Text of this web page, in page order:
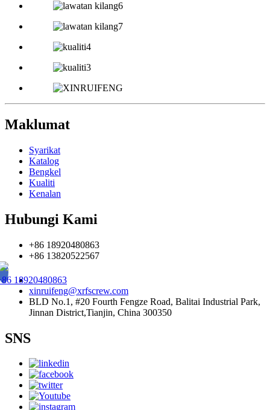
Maklumat
Syarikat
Katalog
Bengkel
Kualiti
Kenalan
Hubungi Kami
+86 18920480863
+86 13820522567
18920480863
xinruifeng@xrfscrew.com
BLD No.1, #20 Fourth Fengze Road, Balitai Industrial Park,
Jinnan District,Tianjin, China 300350
SNS